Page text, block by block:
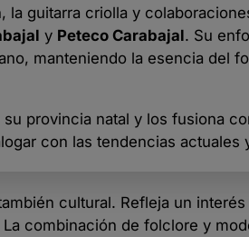
guitarra criolla y
y Peteco Carabajal. Su
manteniendo la esencia del
provincia natal y los fusiona
con las tendencias actuales
cultural. Refleja un interés
La combinación de folclore y